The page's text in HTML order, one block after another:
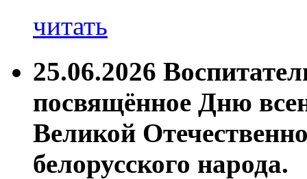
читать
25.06.2026
посвящённое Дню
Великой
белорусского народа.